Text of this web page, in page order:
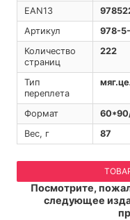
EAN13
Артикул
978-
Количество
страниц
222
Тип
переплета
Формат
Вес, г
87
Посмотрите,
следующее